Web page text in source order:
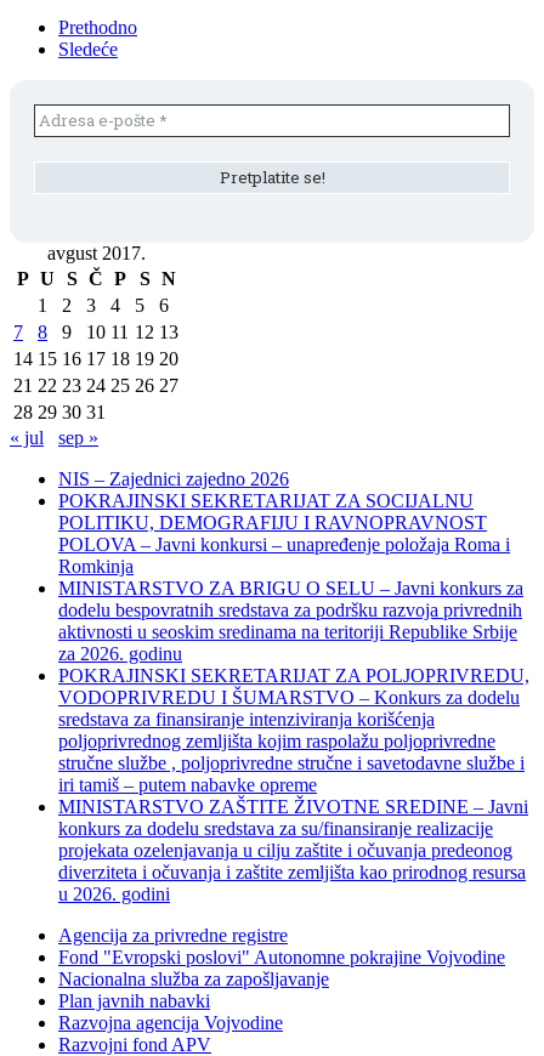
Prethodno
Sledeće
avgust 2017.
P U S Č P S N
1
2 3 4 5
6
7
8 9 10 11 12 13
14 15 16 17 18 19 20
21 22 23 24 25 26 27
28 29 30 31
« jul
sep »
NIS – Zajednici zajedno 2026
POKRAJINSKI SEKRETARIJAT ZA SOCIJALNU
POLITIKU, DEMOGRAFIJU I RAVNOPRAVNOST
POLOVA – Javni konkursi – unapređenje položaja Roma i
Romkinja
MINISTARSTVO ZA BRIGU O SELU – Javni konkurs za
dodelu bespovratnih sredstava za podršku razvoja privrednih
aktivnosti u seoskim sredinama na teritoriji Republike Srbije
za 2026. godinu
POKRAJINSKI SEKRETARIJAT ZA POLJOPRIVREDU,
VODOPRIVREDU I ŠUMARSTVO – Konkurs za dodelu
sredstava za finansiranje intenziviranja korišćenja
poljoprivrednog zemljišta kojim raspolažu poljoprivredne
stručne službe , poljoprivredne stručne i savetodavne službe i
iri tamiš ‒ putem nabavke opreme
MINISTARSTVO ZAŠTITE ŽIVOTNE SREDINE – Javni
konkurs za dodelu sredstava za su/finansiranje realizacije
projekata ozelenjavanja u cilju zaštite i očuvanja predeonog
diverziteta i očuvanja i zaštite zemljišta kao prirodnog resursa
u 2026. godini
Agencija za privredne registre
Fond "Evropski poslovi" Autonomne pokrajine Vojvodine
Nacionalna služba za zapošljavanje
Plan javnih nabavki
Razvojna agencija Vojvodine
Razvojni fond APV